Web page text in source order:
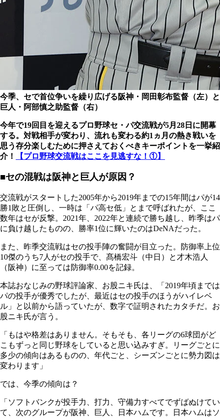
今季、セで首位争いを繰り広げる阪神・岡田彰布監督（左）と
巨人・阿部慎之助監督（右）
今年で19回目を迎えるプロ野球セ・パ交流戦が5月28日に開幕
する。対戦相手が変わり、流れも変わる約1ヵ月の熱き戦いを
思う存分楽しむために押さえておくべきキーポイントを一挙紹
介！
【プロ野球交流戦はここを見逃すな！①】
■セの混戦は阪神と巨人が原因？
交流戦がスタートした2005年から2019年までの15年間はパが14
勝1敗と圧倒し、一時は「パ高セ低」とまで呼ばれたが、ここ
数年はセが反撃。2021年、2022年と連続で勝ち越し、昨季はパ
に負け越したものの、勝率1位に輝いたのはDeNAだった。
また、昨季交流戦はセの投手陣の奮闘が目立った。防御率上位
10傑のうち7人がセの投手で、髙橋宏斗（中日）と才木浩人
（阪神）に至っては防御率0.00を記録。
本誌おなじみの野球評論家、お股ニキ氏は、「2019年頃までは
パの投手が優秀でしたが、最近はセの投手のほうがハイレベ
ル」と以前から語っていたが、数字で証明されたカタチだ。お
股ニキ氏が言う。
「もはや格差はありません。そもそも、各リーグの6球団がど
こもずっと同じ野球をしていると思い込みすぎ。リーグごとに
多少の傾向はあるものの、年代ごと、シーズンごとに勢力図は
変わります」
では、今季の傾向は？
「ソフトバンクが投手力、打力、守備力すべてでずばぬけてい
て、次のグループが阪神、巨人、日本ハムです。日本ハムはソ